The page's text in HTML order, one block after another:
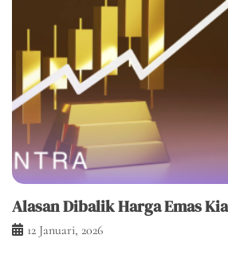
Alasan Dibalik Harga Emas
12 Januari, 2026